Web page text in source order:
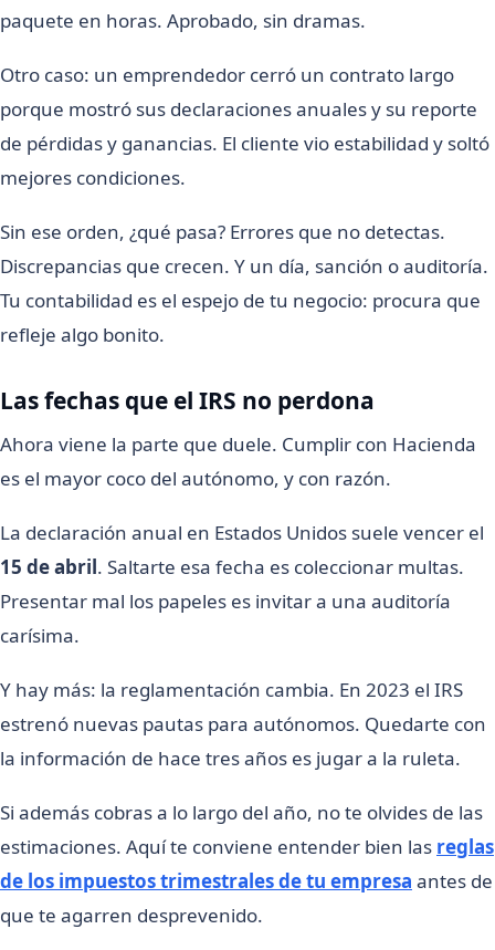
paquete en horas. Aprobado, sin dramas.
Otro caso: un emprendedor cerró un contrato largo
porque mostró sus declaraciones anuales y su reporte
de pérdidas y ganancias. El cliente vio estabilidad y soltó
mejores condiciones.
Sin ese orden, ¿qué pasa? Errores que no detectas.
Discrepancias que crecen. Y un día, sanción o auditoría.
Tu contabilidad es el espejo de tu negocio: procura que
refleje algo bonito.
Las fechas que el IRS no perdona
Ahora viene la parte que duele. Cumplir con Hacienda
es el mayor coco del autónomo, y con razón.
La declaración anual en Estados Unidos suele vencer el
15 de abril. Saltarte esa fecha es coleccionar multas.
Presentar mal los papeles es invitar a una auditoría
carísima.
Y hay más: la reglamentación cambia. En 2023 el IRS
estrenó nuevas pautas para autónomos. Quedarte con
la información de hace tres años es jugar a la ruleta.
Si además cobras a lo largo del año, no te olvides de las
estimaciones. Aquí te conviene entender bien las reglas
de los impuestos trimestrales de tu empresa antes de
que te agarren desprevenido.